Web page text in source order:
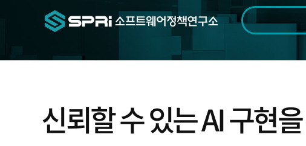
기간 전체 1일
신뢰할 수 있는 AI 구현